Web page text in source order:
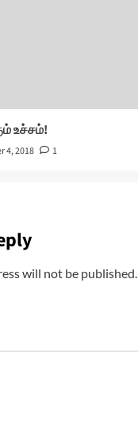
உச்சம்!
4, 2018 1
will not be published.